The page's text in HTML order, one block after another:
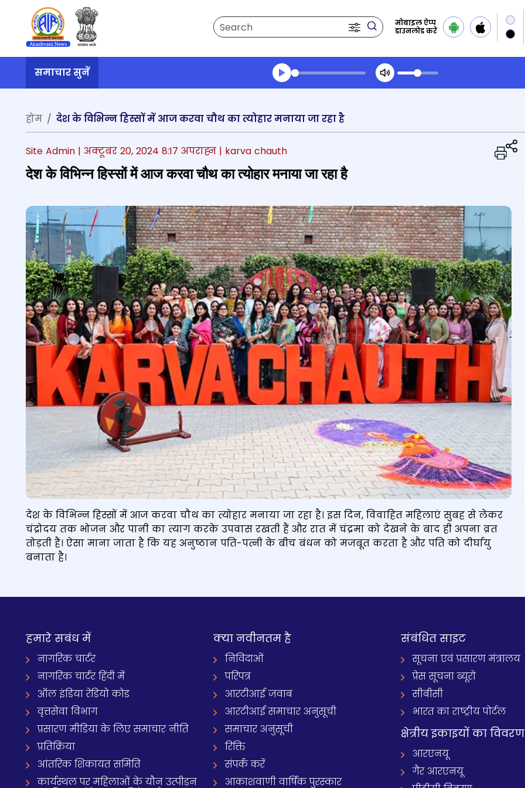
Search
मोबाइल ऐप्प
डाउनलोड करें
समाचार सुनें
Transcript summary
होम
देश के विभिन्न हिस्सों में आज करवा चौथ का त्योहार मनाया जा रहा है
Site Admin | अक्टूबर 20, 2024 8:17 अपराह्न | karva chauth
देश के विभिन्न हिस्सों में आज करवा चौथ का त्योहार मनाया जा रहा है
देश के विभिन्न हिस्सों में आज करवा चौथ का त्योहार मनाया जा रहा है। इस दिन, विवाहित महिलाएं सुबह से लेकर
चंद्रोदय तक भोजन और पानी का त्याग करके उपवास रखती हैं और रात में चंद्रमा को देखने के बाद ही अपना व्रत
तोड़ती हैं। ऐसा माना जाता है कि यह अनुष्ठान पति-पत्नी के बीच बंधन को मजबूत करता है और पति को दीर्घायु
बनाता है।
हमारे सबंध में
नागरिक चार्टर
नागरिक चार्टर हिंदी में
ऑल इंडिया रेडियो कोड
वृत्तसेवा विभाग
प्रसारण मीडिया के लिए समाचार नीति
प्रतिक्रिया
आंतरिक शिकायत समिति
कार्यस्थल पर महिलाओं के यौन उत्पीड़न
क्‍या नवीनतम है
निविदाओं
परिपत्र
आरटीआई जवाब
आरटीआई समाचार अनुसूची
समाचार अनुसूची
रिक्ति
संपर्क करें
आकाशवाणी वार्षिक पुरस्कार
संबंधित साइट
सूचना एवं प्रसारण मंत्रालय
प्रेस सूचना ब्यूरो
सीबीसी
भारत का राष्ट्रीय पोर्टल
क्षेत्रीय इकाइयों का विवरण
आरएनयू
गैर आरएनयू